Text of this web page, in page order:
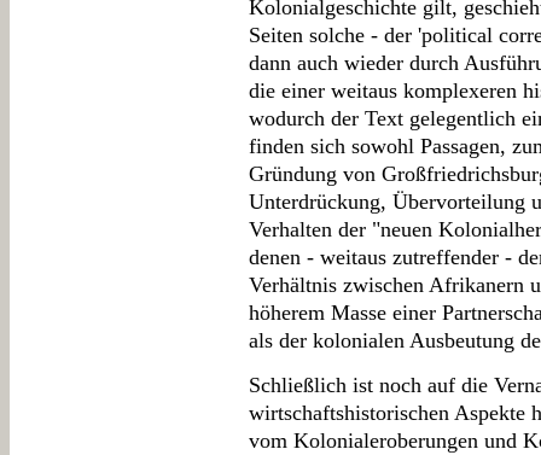
Kolonialgeschichte gilt,
Seiten solche - der 'political
dann auch wieder durch
die einer weitaus komplexeren
wodurch der Text gelegentlich
finden sich sowohl Passagen,
Gründung von
Unterdrückung, Übervorteilung
Verhalten der "neuen
denen - weitaus zutreffender -
Verhältnis zwischen Afrikanern
höherem Masse einer
als der kolonialen Ausbeutung
Schließlich ist noch auf die
wirtschaftshistorischen Aspekte
vom Kolonialeroberungen und